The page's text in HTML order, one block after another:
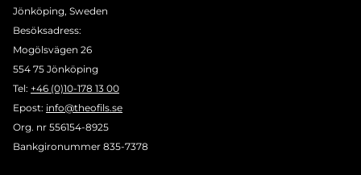
Jönköping, Sweden
Besöksadress:
Mogölsvägen 26
554 75 Jönköping
Tel: +46 (0)10-178 13 00
Epost: info@theofils.se
Org. nr 556154-8925
Bankgironummer 835-7378